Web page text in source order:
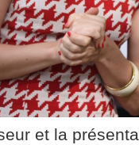
et la